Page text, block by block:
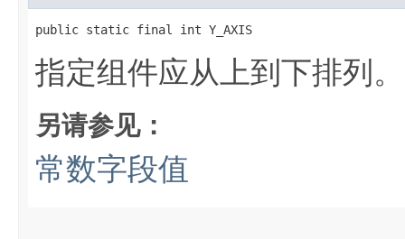
public static final int Y_AXIS
指定组件应从上到下排列。
另请参见：
常数字段值